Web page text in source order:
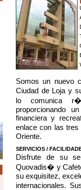
Somos un nuevo
Ciudad de Loja y
lo comunica
proporcionando
financiera y
enlace con las
Oriente.
SERVICIOS /
Disfrute de su
Quovadis� y
su exquisitez,
internacionales.